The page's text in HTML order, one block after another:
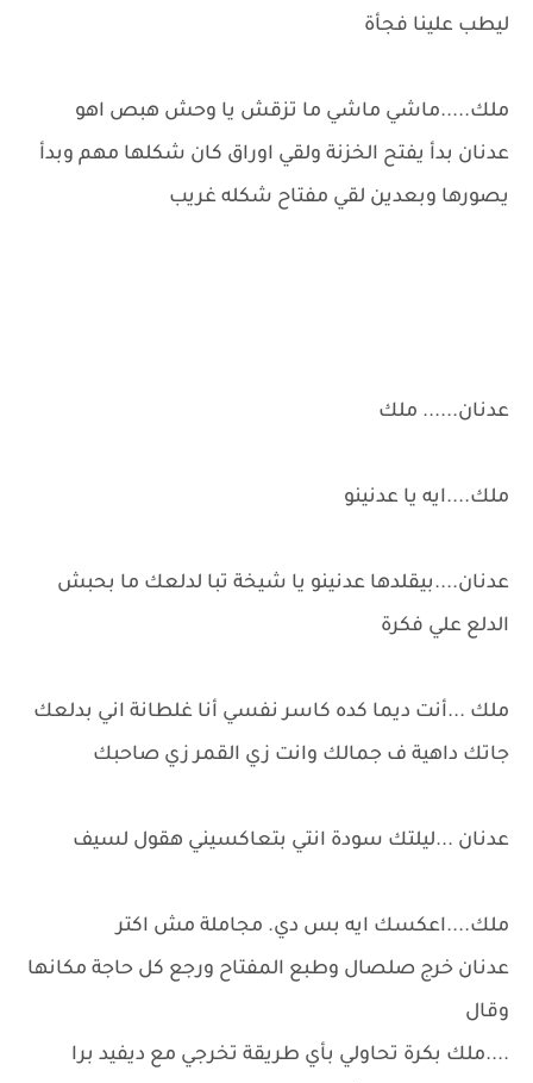
ليطب علينا فجأة
ملك.....ماشي ماشي ما تزقش يا وحش هبص اهو
عدنان بدأ يفتح الخزنة ولقي اوراق كان شكلها مهم وبدأ
يصورها وبعدين لقي مفتاح شكله غريب
عدنان...... ملك
ملك....ايه يا عدنينو
عدنان....بيقلدها عدنينو يا شيخة تبا لدلعك ما بحبش
الدلع علي فكرة
ملك ...أنت ديما كده كاسر نفسي أنا غلطانة اني بدلعك
جاتك داهية ف جمالك وانت زي القمر زي صاحبك
عدنان ...ليلتك سودة انتي بتعاكسيني هقول لسيف
ملك....اعكسك ايه بس دي. مجاملة مش اكتر
عدنان خرج صلصال وطبع المفتاح ورجع كل حاجة مكانها
وقال
....ملك بكرة تحاولي بأي طريقة تخرجي مع ديفيد برا